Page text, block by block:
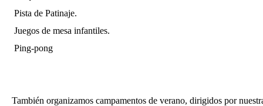
Pista de Patinaje.
Juegos de mesa infantiles.
Ping-pong
También organizamos campamentos de verano, dirigidos por